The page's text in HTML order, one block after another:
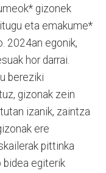
gizonek
eta emakume*
2024an egonik,
hor darrai.
bereziki
gizonak zein
izanik, zaintza
ere
pittinka
bidea egiterik